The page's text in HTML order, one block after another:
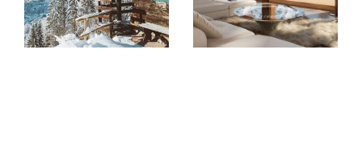
l'importance de votre investissement
immobilier, c'est pourquoi nous mettons